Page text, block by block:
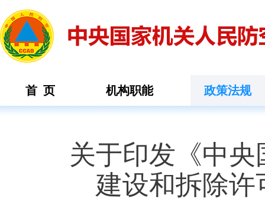
首 页 机构职能 政策法规
关于印发《中
建设和拆除